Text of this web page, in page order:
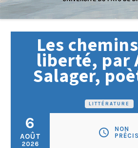
LITTÉRATURE
Les
liberté, par
Salager,
6
AOÛT
2026
schedule
NON